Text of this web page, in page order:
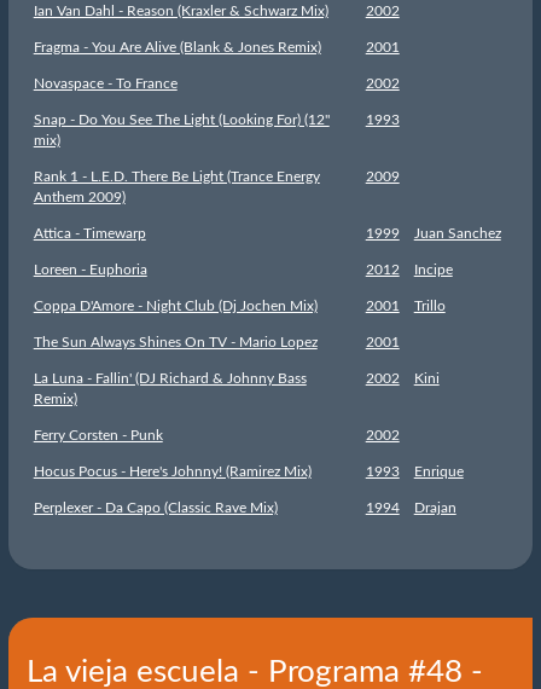
Ian Van Dahl - Reason (Kraxler & Schwarz Mix) 2002
Fragma - You Are Alive (Blank & Jones Remix) 2001
Novaspace - To France 2002
Snap - Do You See The Light (Looking For) (12''
mix)
1993
Rank 1 - L.E.D. There Be Light (Trance Energy
Anthem 2009)
2009
Attica - Timewarp 1999 Juan Sanchez
Loreen - Euphoria 2012 Incipe
Coppa D'Amore - Night Club (Dj Jochen Mix) 2001 Trillo
The Sun Always Shines On TV - Mario Lopez 2001
La Luna - Fallin' (DJ Richard & Johnny Bass
Remix)
2002 Kini
Ferry Corsten - Punk 2002
Hocus Pocus - Here's Johnny! (Ramirez Mix) 1993 Enrique
Perplexer - Da Capo (Classic Rave Mix) 1994 Drajan
La vieja escuela - Programa #48 -